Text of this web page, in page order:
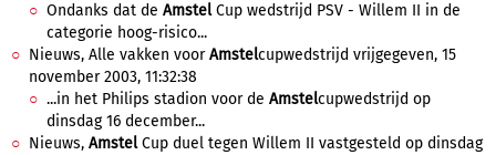
Ondanks dat de AmstelCup wedstrijd PSV - Willem II in de
categorie hoog-risico...
Nieuws, Alle vakken voorAmstelcupwedstrijd vrijgegeven, 15
november 2003, 11:32:38
...in het Philips stadion voor de Amstelcupwedstrijd op
dinsdag 16 december...
Nieuws, AmstelCup duel tegen Willem II vastgesteld op dinsdag